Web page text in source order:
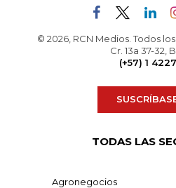
© 2026, RCN Medios. Todos
Cr. 13a 37-32,
(+57) 1
TODAS LAS
Agronegocios